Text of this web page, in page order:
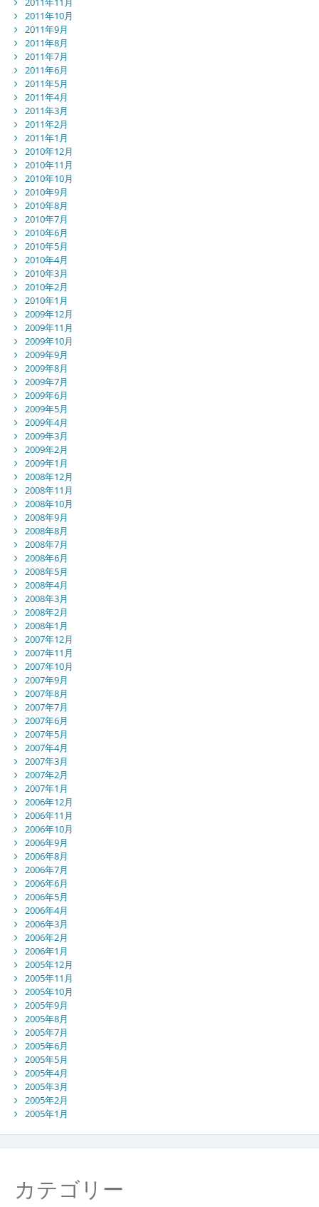
2011年10月
2011年9月
2011年8月
2011年7月
2011年6月
2011年5月
2011年4月
2011年3月
2011年2月
2011年1月
2010年12月
2010年11月
2010年10月
2010年9月
2010年8月
2010年7月
2010年6月
2010年5月
2010年4月
2010年3月
2010年2月
2010年1月
2009年12月
2009年11月
2009年10月
2009年9月
2009年8月
2009年7月
2009年6月
2009年5月
2009年4月
2009年3月
2009年2月
2009年1月
2008年12月
2008年11月
2008年10月
2008年9月
2008年8月
2008年7月
2008年6月
2008年5月
2008年4月
2008年3月
2008年2月
2008年1月
2007年12月
2007年11月
2007年10月
2007年9月
2007年8月
2007年7月
2007年6月
2007年5月
2007年4月
2007年3月
2007年2月
2007年1月
2006年12月
2006年11月
2006年10月
2006年9月
2006年8月
2006年7月
2006年6月
2006年5月
2006年4月
2006年3月
2006年2月
2006年1月
2005年12月
2005年11月
2005年10月
2005年9月
2005年8月
2005年7月
2005年6月
2005年5月
2005年4月
2005年3月
2005年2月
2005年1月
カテゴリー